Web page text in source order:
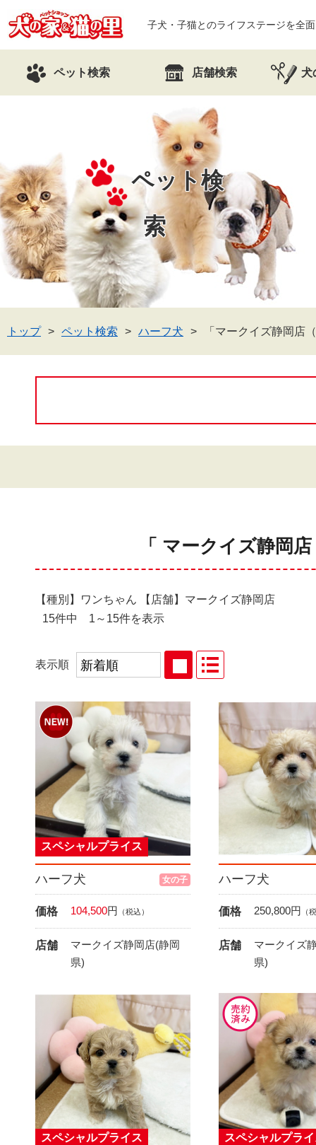
子犬・子猫とのライフステージを全
ペット検索 店舗検索 犬
ペット検
索
トップ ペット検索 ハーフ犬 「マークイズ静岡店
「 マークイズ静岡
【種別】ワンちゃん 【店舗】マークイズ静岡店
15件中 1～15件を表示
表示順
ハーフ犬 女の子
スペシャルプライス
価格 104,500円 （税込）
店舗
マークイズ静岡店(静岡
県)
ハーフ犬
価格 250,800円 （
店舗
マークイズ
県)
スペシャルプライス スペシャルプラ